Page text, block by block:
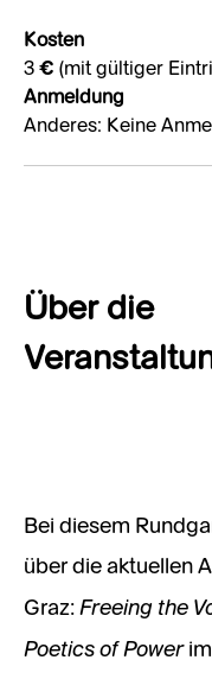
Kosten
3 € (mit gültiger
Anmeldung
Anderes: Keine
Über die
Bei diesem
über die aktuellen
Graz: Freeing the
Poetics of Powerim